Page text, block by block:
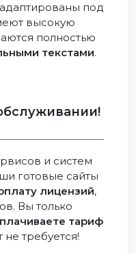
под
высокую
полностью
текстами.
и систем
готовые сайты
лицензий,
Вы только
тариф
не требуется!